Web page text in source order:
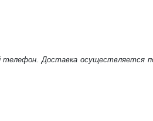
Доставка осуществляется